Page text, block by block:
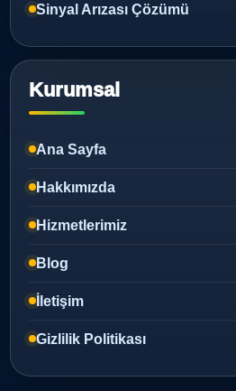
Sinyal Arızası Çözümü
Kurumsal
Ana Sayfa
Hakkımızda
Hizmetlerimiz
Blog
İletişim
Gizlilik Politikası